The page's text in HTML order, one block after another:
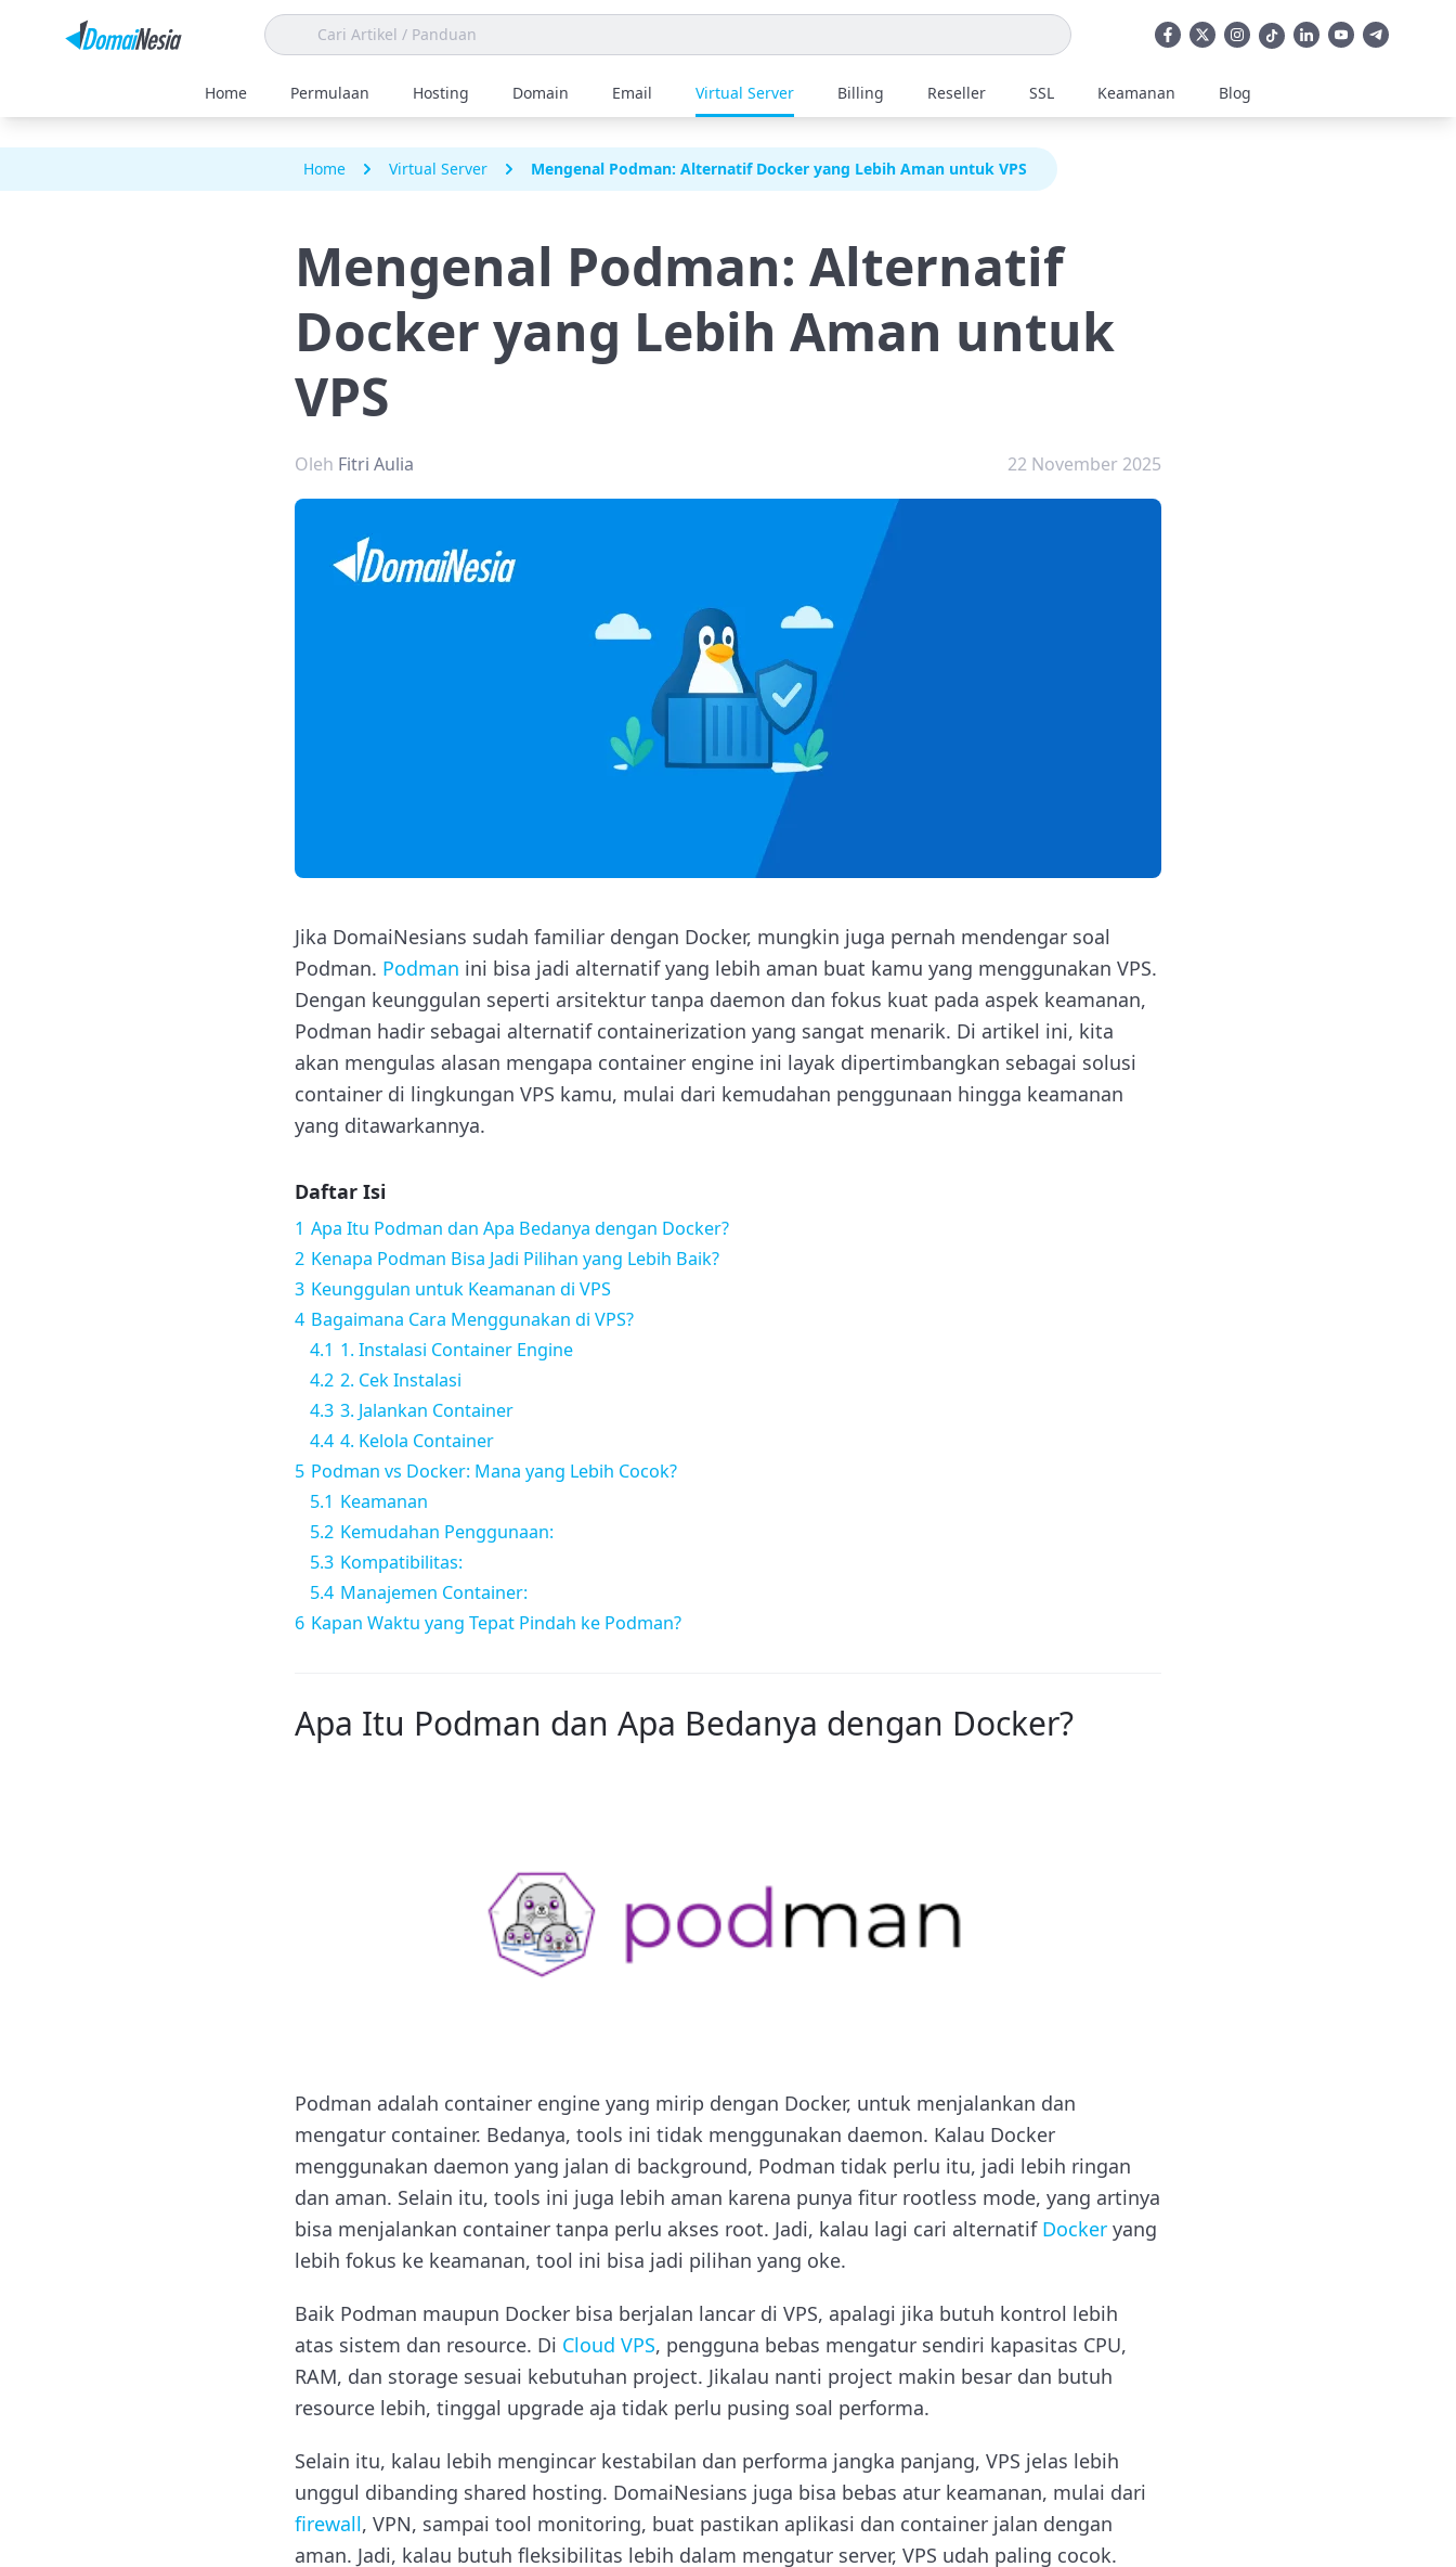
Home Permulaan Hosting Domain Email Virtual Server Billing Reseller SSL Keamanan Blog
Home Virtual Server Mengenal Podman: Alternatif Docker yang Lebih Aman untuk VPS
Mengenal Podman: Alternatif
Docker yang Lebih Aman untuk
VPS
Oleh Fitri Aulia 22 November 2025
Jika DomaiNesians sudah familiar dengan Docker, mungkin juga pernah mendengar soal
Podman. Podman ini bisa jadi alternatif yang lebih aman buat kamu yang menggunakan VPS.
Dengan keunggulan seperti arsitektur tanpa daemon dan fokus kuat pada aspek keamanan,
Podman hadir sebagai alternatif containerization yang sangat menarik. Di artikel ini, kita
akan mengulas alasan mengapa container engine ini layak dipertimbangkan sebagai solusi
container di lingkungan VPS kamu, mulai dari kemudahan penggunaan hingga keamanan
yang ditawarkannya.
Daftar Isi
1 Apa Itu Podman dan Apa Bedanya dengan Docker?
2 Kenapa Podman Bisa Jadi Pilihan yang Lebih Baik?
3 Keunggulan untuk Keamanan di VPS
4 Bagaimana Cara Menggunakan di VPS?
4.1 1. Instalasi Container Engine
4.2 2. Cek Instalasi
4.3 3. Jalankan Container
4.4 4. Kelola Container
5 Podman vs Docker: Mana yang Lebih Cocok?
5.1 Keamanan
5.2 Kemudahan Penggunaan:
5.3 Kompatibilitas:
5.4 Manajemen Container:
6 Kapan Waktu yang Tepat Pindah ke Podman?
Apa Itu Podman dan Apa Bedanya dengan Docker?
Podman adalah container engine yang mirip dengan Docker, untuk menjalankan dan
mengatur container. Bedanya, tools ini tidak menggunakan daemon. Kalau Docker
menggunakan daemon yang jalan di background, Podman tidak perlu itu, jadi lebih ringan
dan aman. Selain itu, tools ini juga lebih aman karena punya fitur rootless mode, yang artinya
bisa menjalankan container tanpa perlu akses root. Jadi, kalau lagi cari alternatif Docker yang
lebih fokus ke keamanan, tool ini bisa jadi pilihan yang oke.
Baik Podman maupun Docker bisa berjalan lancar di VPS, apalagi jika butuh kontrol lebih
atas sistem dan resource. Di Cloud VPS, pengguna bebas mengatur sendiri kapasitas CPU,
RAM, dan storage sesuai kebutuhan project. Jikalau nanti project makin besar dan butuh
resource lebih, tinggal upgrade aja tidak perlu pusing soal performa.
Selain itu, kalau lebih mengincar kestabilan dan performa jangka panjang, VPS jelas lebih
unggul dibanding shared hosting. DomaiNesians juga bisa bebas atur keamanan, mulai dari
firewall, VPN, sampai tool monitoring, buat pastikan aplikasi dan container jalan dengan
aman. Jadi, kalau butuh fleksibilitas lebih dalam mengatur server, VPS udah paling cocok.